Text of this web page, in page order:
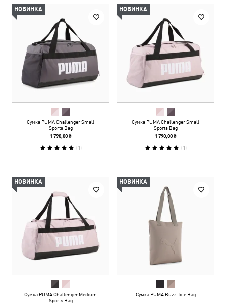
НОВИНКА
Сумка PUMA Challenger Small
Sports Bag
1 790,00 ₴
(1)
НОВИНКА
Сумка PUMA Challenger Small
Sports Bag
1 790,00 ₴
(1)
НОВИНКА
Сумка PUMA Challenger Medium
Sports Bag
НОВИНКА
Сумка PUMA Buzz Tote Bag